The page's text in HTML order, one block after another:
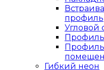
профиль
Угловой
Профиль
Гибкий неон